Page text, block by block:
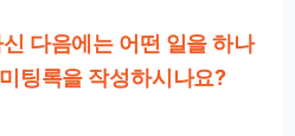
다음에는 어떤 일을 하나
팅록을 작성하시나요?